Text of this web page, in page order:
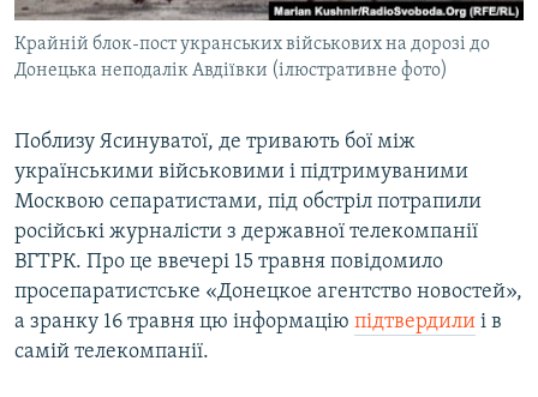
УКРАЇНСЬКА ПРОБЛЕМА КРИМУ
ІНФОГРАФІКА
ДОЛУЧАЙСЯ!
Усі сайти RFE/RL
Крайній блок-пост укранських військових на дорозі до
Донецька неподалік Авдіївки (ілюстративне фото)
Поблизу Ясинуватої, де тривають бої між
українськими військовими і підтримуваними
Москвою сепаратистами, під обстріл потрапили
російські журналісти з державної телекомпанії
ВГТРК. Про це ввечері 15 травня повідомило
просепаратистське «Донецкое агентство новостей»,
а зранку 16 травня цю інформацію підтвердили і в
самій телекомпанії.